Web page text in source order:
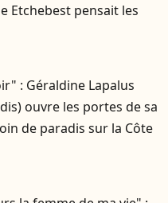
Etchebest pensait les
: Géraldine Lapalus
ouvre les portes de sa
de paradis sur la Côte